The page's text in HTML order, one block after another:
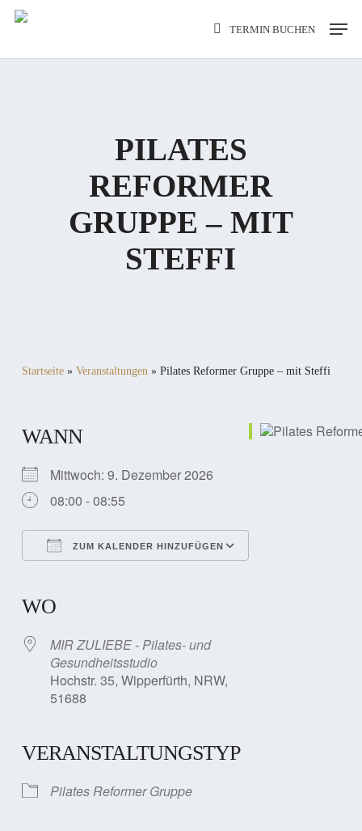
Skip
TERMIN BUCHEN
Menu
PILATES
REFORMER
GRUPPE – MIT
STEFFI
Startseite» Veranstaltungen» Pilates Reformer Gruppe – mit Steffi
WANN
Mittwoch: 9. Dezember 2026
08:00 - 08:55
ZUM KALENDER HINZUFÜGEN
WO
MIR ZULIEBE - Pilates- und
Gesundheitsstudio
Hochstr. 35, Wipperfürth, NRW,
51688
VERANSTALTUNGSTYP
Pilates Reformer Gruppe